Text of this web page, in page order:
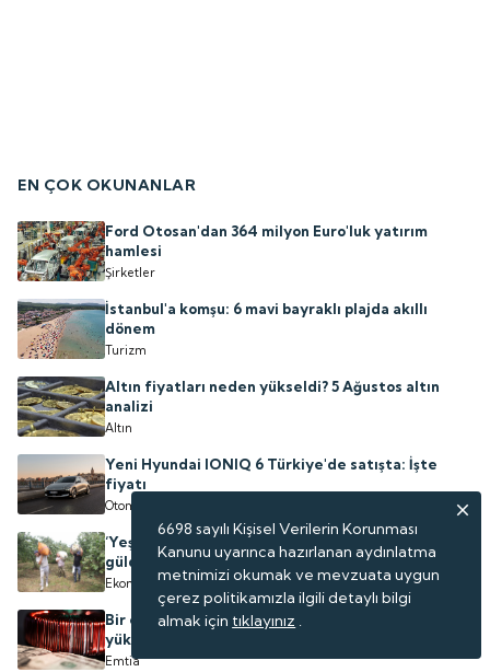
EN ÇOK OKUNANLAR
Ford Otosan'dan 364 milyon Euro'luk yatırım
hamlesi
Şirketler
İstanbul'a komşu: 6 mavi bayraklı plajda akıllı
dönem
Turizm
Altın fiyatları neden yükseldi? 5 Ağustos altın
analizi
Altın
Yeni Hyundai IONIQ 6 Türkiye'de satışta: İşte
fiyatı
Otomotiv
‘Yeşil altın'da ilk hasat başladı: Rekolte yüz
güldürdü
Ekonomi
Bir emtia daha tarihi zirvesini gördü: Uzman isim
yükselişin perde arkasını anlattı
Emtia
6698 sayılı Kişisel Verilerin Korunması
Kanunu uyarınca hazırlanan aydınlatma
metnimizi okumak ve mevzuata uygun
çerez politikamızla ilgili detaylı bilgi
almak için tıklayınız .